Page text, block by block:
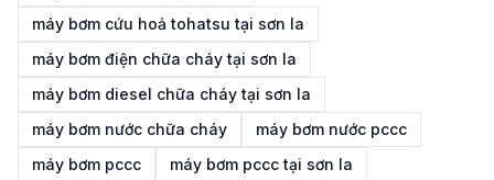
máy bơm cứu hoả tohatsu tại sơn la
máy bơm điện chữa cháy tại sơn la
máy bơm diesel chữa cháy tại sơn la
máy bơm nước chữa cháy
máy bơm nước pccc
máy bơm pccc
máy bơm pccc tại sơn la